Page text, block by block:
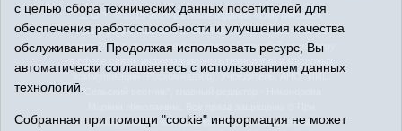
16+© 2015-2026 Сетевое издание «Омутинское».
Регистрационный номер СМИ Эл № ФС77-65144 от 28
марта 2016 г., выданное Федеральной службой по надзору
коммуникаций (Роскомнадзор). Учредитель: АНО "ИИЦ
"Сельский вестник", главный редактор - Никонорова
использовании материалов ссылка обязательна.
с целью сбора технических данных посетителей для
обеспечения работоспособности и улучшения качества
обслуживания. Продолжая использовать ресурс, Вы
автоматически соглашаетесь с использованием данных
технологий.
Собранная при помощи "cookie" информация не может